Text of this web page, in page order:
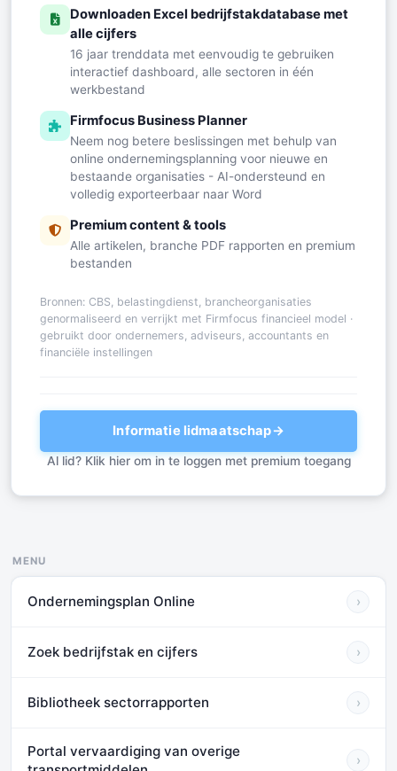
Downloaden Excel bedrijfstakdatabase met
alle cijfers
16 jaar trenddata met eenvoudig te gebruiken
interactief dashboard, alle sectoren in één
werkbestand
Firmfocus Business Planner
Neem nog betere beslissingen met behulp van
online ondernemingsplanning voor nieuwe en
bestaande organisaties - AI-ondersteund en
volledig exporteerbaar naar Word
Premium content & tools
Alle artikelen, branche PDF rapporten en premium
bestanden
Bronnen: CBS, belastingdienst, brancheorganisaties
genormaliseerd en verrijkt met Firmfocus financieel model ·
gebruikt door ondernemers, adviseurs, accountants en
financiële instellingen
Informatie lidmaatschap→
Al lid? Klik hier om in te loggen met premium toegang
MENU
Ondernemingsplan Online ›
Zoek bedrijfstak en cijfers ›
Bibliotheek sectorrapporten ›
Portal vervaardiging van overige
›